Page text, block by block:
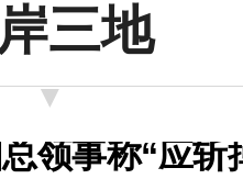
三地
领事称“应斩